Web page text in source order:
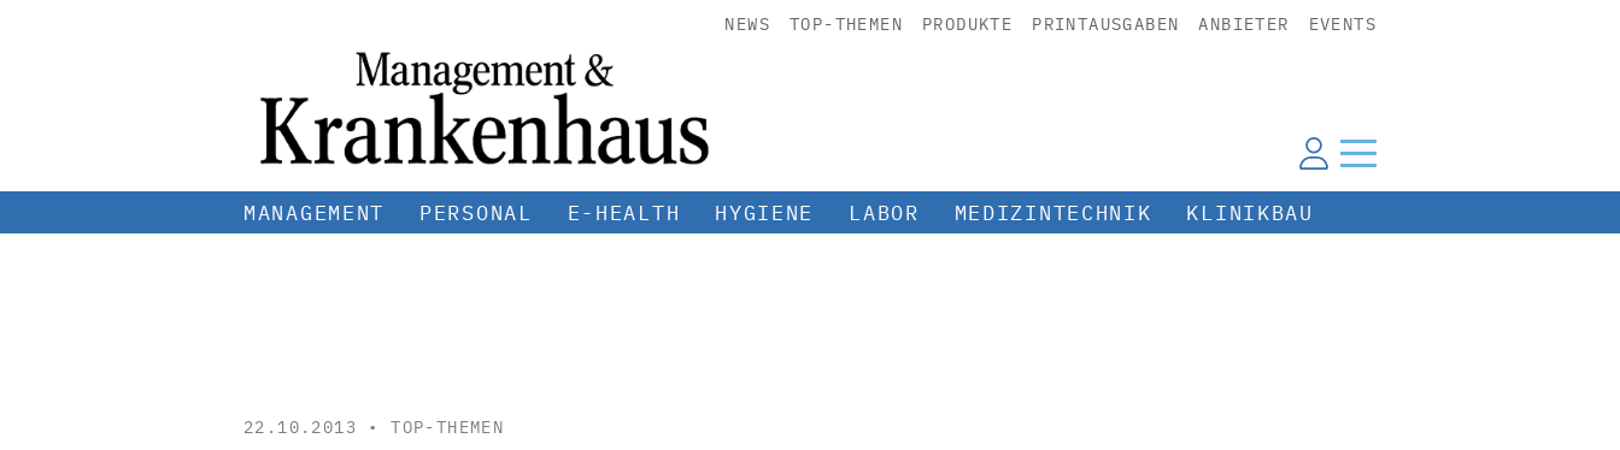
NEWS TOP-THEMEN PRODUKTE PRINTAUSGABEN ANBIETER EVENTS
MANAGEMENT PERSONAL E-HEALTH HYGIENE LABOR MEDIZINTECHNIK KLINIKBAU
22.10.2013 •TOP-THEMEN